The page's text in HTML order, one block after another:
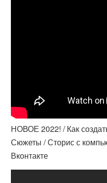
НОВОЕ 2022! / Как
Сюжеты / Сторис с
Вконтакте